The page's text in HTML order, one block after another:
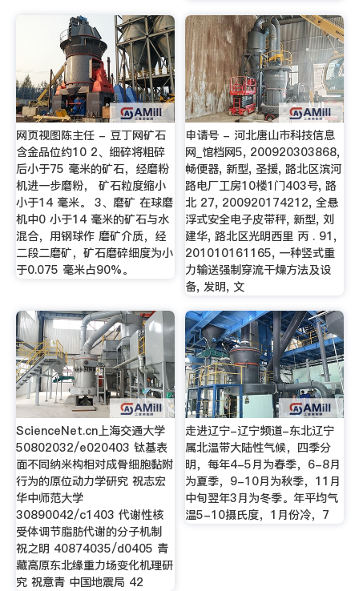
网页视图陈主任 - 豆丁网矿石
含金品位约10 2、细碎将粗碎
后小于75 毫米的矿石，经磨粉
机进一步磨粉， 矿石粒度缩小
小于14 毫米。 3、磨矿 在球磨
机中0 小于14 毫米的矿石与水
混合，用钢球作 磨矿介质，经
二段二磨矿，矿石磨碎细度为小
于0.075 毫米占90%。
申请号 - 河北唐山市科技信息
网_馆档网5, 200920303868,
畅便器, 新型, 圣援, 路北区滨河
路电厂工房10楼1门403号, 路
北 27, 200920174212, 全悬
浮式安全电子皮带秤, 新型, 刘
建华, 路北区光明西里 丙 . 91,
201010161165, 一种竖式重
力输送强制穿流干燥方法及设
备, 发明, 文
ScienceNet.cn上海交通大学
50802032/e020403 钛基表
面不同纳米构相对成骨细胞黏附
行为的原位动力学研究 祝志宏
华中师范大学
30890042/c1403 代谢性核
受体调节脂肪代谢的分子机制
祝之明 40874035/d0405 青
藏高原东北缘重力场变化机理研
究 祝意青 中国地震局 42
走进辽宁-辽宁频道-东北辽宁
属北温带大陆性气候，四季分
明，每年4-5月为春季，6-8月
为夏季，9-10月为秋季，11月
中旬翌年3月为冬季。年平均气
温5-10摄氏度，1月份冷，7